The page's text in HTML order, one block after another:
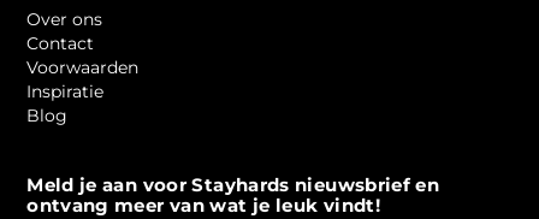
Over ons
Contact
Voorwaarden
Inspiratie
Blog
Meld je aan voor Stayhards nieuwsbrief en
ontvang meer van wat je leuk vindt!